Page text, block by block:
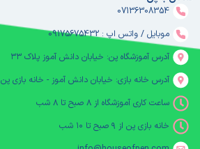
07136308354
موبایل / واتس اپ : 09175675432
آدرس آموزشگاه پن: خیابان دانش آموز پلاک ۳۳
آدرس خانه بازی: خیابان دانش آموز - خانه بازی پن
ساعت کاری آموزشگاه از ۸ صبح تا ۸ شب
خانه بازی پن از ۹ صبح تا ۱۰ شب